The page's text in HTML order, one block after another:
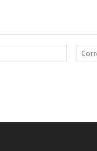
Nombre:*